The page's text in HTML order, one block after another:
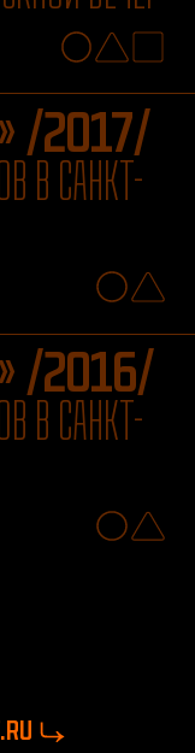
/2017/
В САНКТ-
/2016/
В САНКТ-